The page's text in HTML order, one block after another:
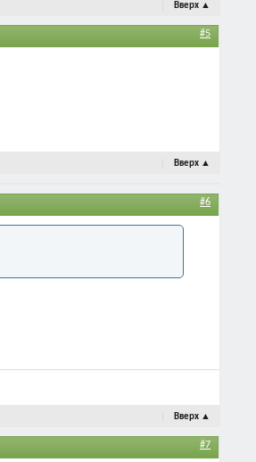
Вверх ▲
#5
Вверх ▲
#6
Вверх ▲
#7